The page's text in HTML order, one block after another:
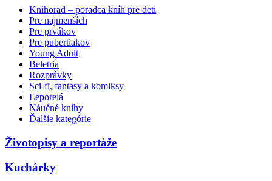
Knihorad – poradca kníh pre deti
Pre najmenších
Pre prvákov
Pre pubertiakov
Young Adult
Beletria
Rozprávky
Sci-fi, fantasy a komiksy
Leporelá
Náučné knihy
Ďalšie kategórie
Životopisy a reportáže
Kuchárky